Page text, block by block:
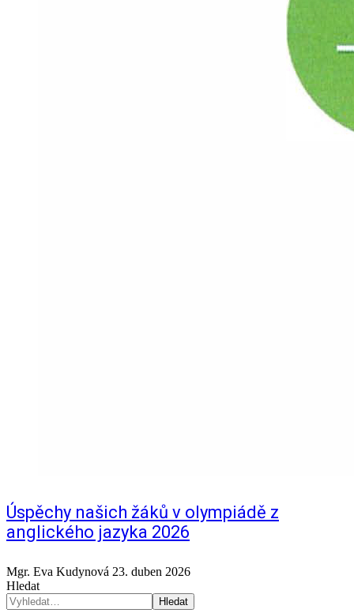
Úspěchy našich žáků v olympiádě z
anglického jazyka 2026
Mgr. Eva Kudynová 23. duben 2026
Hledat
Hledat